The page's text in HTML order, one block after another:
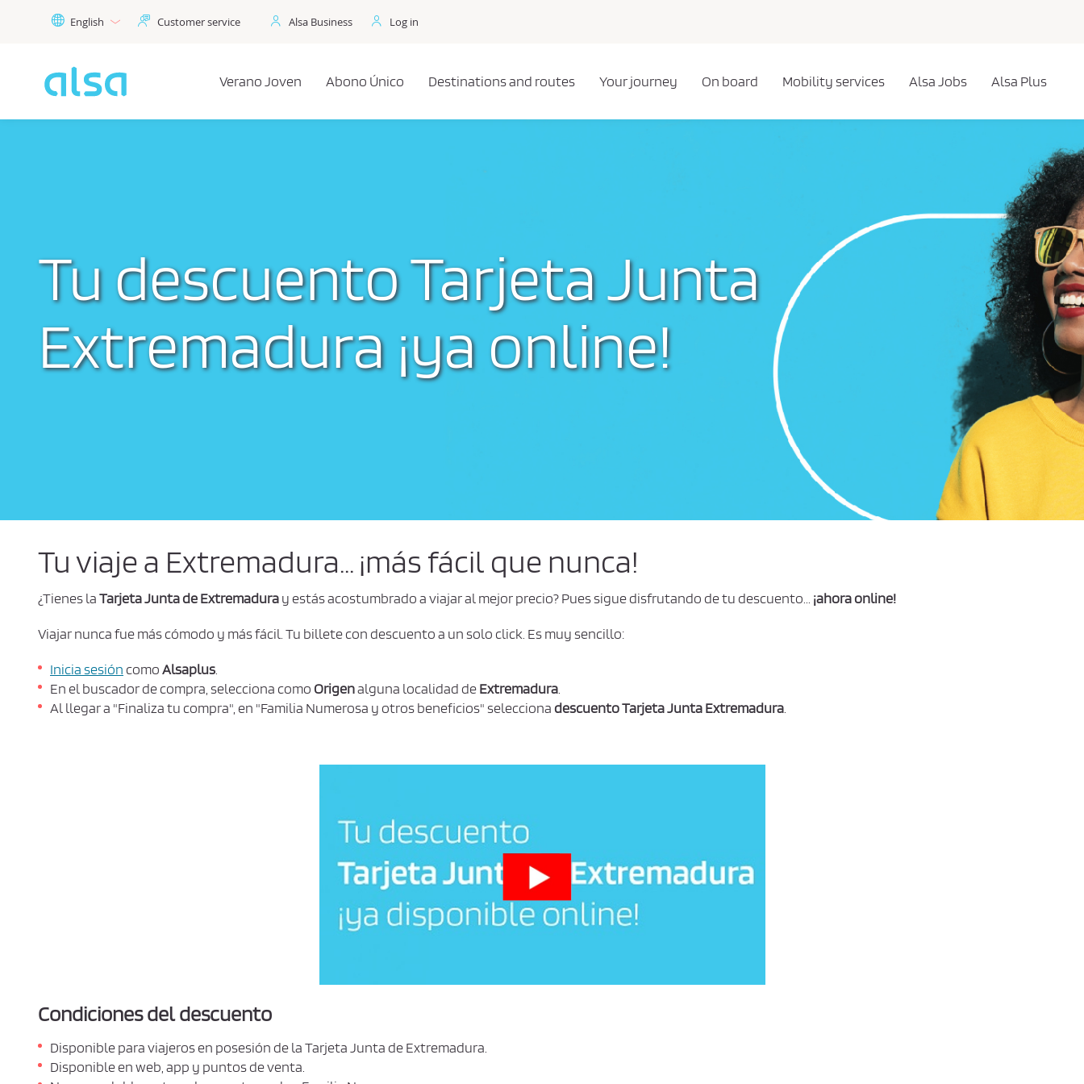
Skip to Main Content
English Customer service Alsa Business Log in
Verano Joven Abono Único Destinations and routes Your journey On board Mobility services Alsa Jobs Alsa Plus
Tu descuento Tarjeta Junta
Extremadura ¡ya online!
Tu viaje a Extremadura... ¡más fácil que nunca!
¿Tienes laTarjeta Junta de Extremaduray estás acostumbrado a viajar al mejor precio? Pues sigue disfrutando de tu descuento... ¡ahora online!
Viajar nunca fue más cómodo y más fácil. Tu billete con descuento a un solo click. Es muy sencillo:
Inicia sesión comoAlsaplus.
En el buscador de compra, selecciona como Origenalguna localidad deExtremadura.
Al llegar a "Finaliza tu compra", en "Familia Numerosa y otros beneficios" seleccionadescuento Tarjeta Junta Extremadura.
Condiciones del descuento
Disponible para viajeros en posesión de la Tarjeta Junta de Extremadura.
Disponible en web, app y puntos de venta.